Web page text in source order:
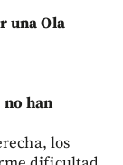
una Ola
no han
los